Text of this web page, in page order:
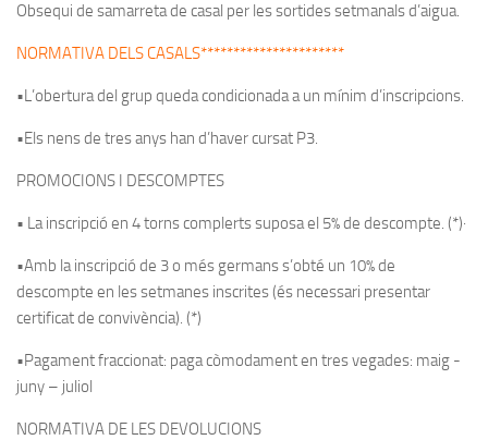
Obsequi de samarreta de casal per les sortides setmanals d’aigua.
NORMATIVA DELS CASALS**********************
•L’obertura del grup queda condicionada a un mínim d’inscripcions.
•Els nens de tres anys han d’haver cursat P3.
PROMOCIONS I DESCOMPTES
• La inscripció en 4 torns complerts suposa el 5% de descompte. (*)·
•Amb la inscripció de 3 o més germans s’obté un 10% de
descompte en les setmanes inscrites (és necessari presentar
certificat de convivència). (*)
•Pagament fraccionat: paga còmodament en tres vegades: maig -
juny – juliol
NORMATIVA DE LES DEVOLUCIONS